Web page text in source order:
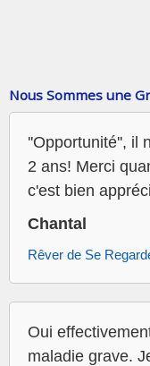
Nous Sommes une
''Opportunité'', il
2 ans! Merci
c'est bien
Chantal
Rêver de Se
Oui
maladie grave.